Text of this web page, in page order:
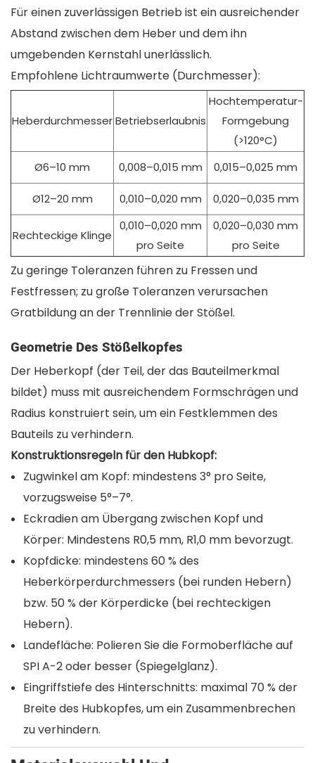
Für einen zuverlässigen Betrieb ist ein ausreichender
Abstand zwischen dem Heber und dem ihn
umgebenden Kernstahl unerlässlich.
Empfohlene Lichtraumwerte (Durchmesser):
HeberdurchmesserBetriebserlaubnis
Hochtemperatur-
Formgebung
(>120°C)
Ø6–10 mm
0,008–0,015 mm 0,015–0,025 mm
Ø12–20 mm 0,010–0,020 mm 0,020–0,035 mm
Rechteckige Klinge
0,010–0,020 mm
pro Seite
0,020–0,030 mm
pro Seite
Zu geringe Toleranzen führen zu Fressen und
Festfressen; zu große Toleranzen verursachen
Gratbildung an der Trennlinie der Stößel.
Geometrie Des Stößelkopfes
Der Heberkopf (der Teil, der das Bauteilmerkmal
bildet) muss mit ausreichendem Formschrägen und
Radius konstruiert sein, um ein Festklemmen des
Bauteils zu verhindern.
Konstruktionsregeln für den Hubkopf:
Zugwinkel am Kopf: mindestens 3° pro Seite,
vorzugsweise 5°–7°.
Eckradien am Übergang zwischen Kopf und
Körper: Mindestens R0,5 mm, R1,0 mm bevorzugt.
Kopfdicke: mindestens 60 % des
Heberkörperdurchmessers (bei runden Hebern)
bzw. 50 % der Körperdicke (bei rechteckigen
Hebern).
Landefläche: Polieren Sie die Formoberfläche auf
SPI A-2 oder besser (Spiegelglanz).
Eingriffstiefe des Hinterschnitts: maximal 70 % der
Breite des Hubkopfes, um ein Zusammenbrechen
zu verhindern.